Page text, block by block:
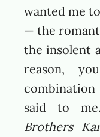
wanted me
— the
the insolent
reason,
combination
said to
Brothers